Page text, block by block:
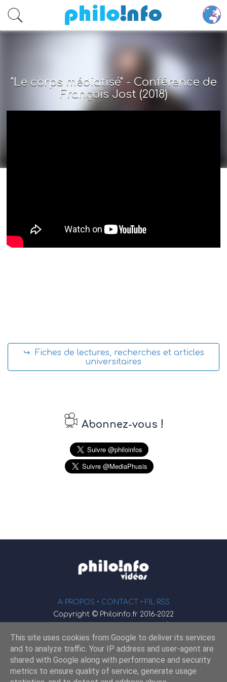
Accéder au contenu principal
"Le corps médiatisé" - Conférence de
François Jost (2018)
↪ Fiches de lectures, recherches et articles
universitaires
Abonnez-vous !
A PROPOS • CONTACT • FIL RSS
Copyright © Philoinfo.fr 2016-2022
φ
Webmaster : JEND
Retrouvez-nous sur
This site uses cookies from Google to deliver its services
and to analyze traffic. Your IP address and user-agent are
shared with Google along with performance and security
metrics to ensure quality of service, generate usage